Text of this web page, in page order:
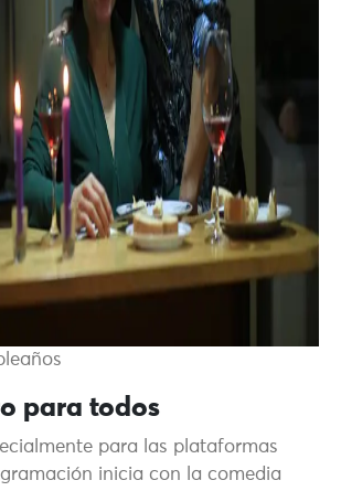
para todos
para las plataformas
inicia con la comedia